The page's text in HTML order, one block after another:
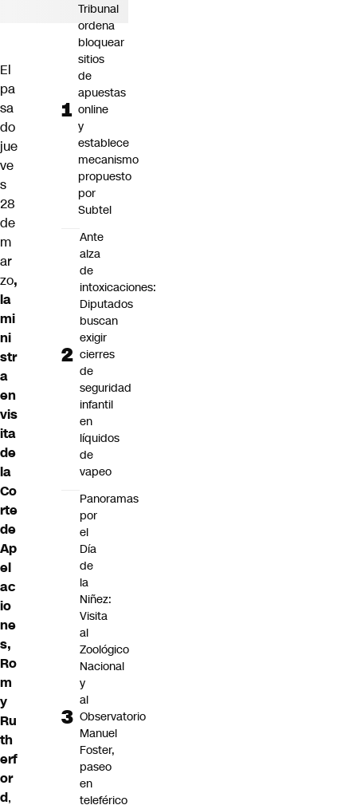
El
pa
sa
do
jue
ve
s
28
de
m
ar
zo,
la
mi
ni
str
a
en
vis
ita
de
la
Co
rte
de
Ap
el
ac
io
ne
s,
Ro
m
y
Ru
th
erf
or
d,
Tribunal
ordena
bloquear
sitios
de
apuestas
online
y
establece
mecanismo
propuesto
por
Subtel
Ante
alza
de
intoxicaciones:
Diputados
buscan
exigir
cierres
de
seguridad
infantil
en
líquidos
de
vapeo
Panoramas
por
el
Día
de
la
Niñez:
Visita
al
Zoológico
Nacional
y
al
Observatorio
Manuel
Foster,
paseo
en
teleférico